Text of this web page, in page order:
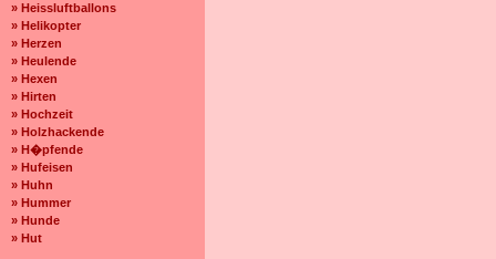
» Heissluftballons
» Helikopter
» Herzen
» Heulende
» Hexen
» Hirten
» Hochzeit
» Holzhackende
» H�pfende
» Hufeisen
» Huhn
» Hummer
» Hunde
» Hut